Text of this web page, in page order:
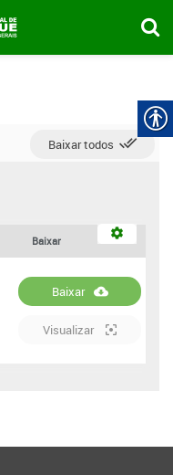
Baixar todos
Baixar
Baixar
Visualizar